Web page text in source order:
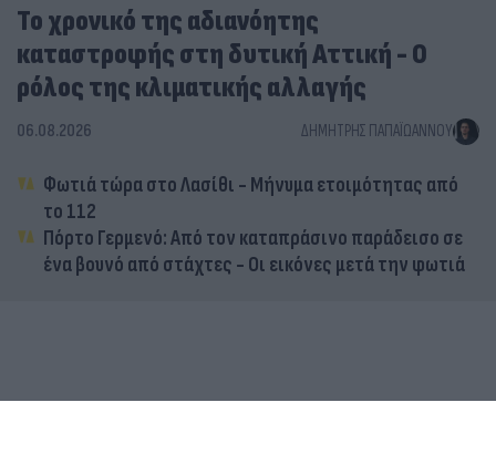
Το χρονικό της αδιανόητης
καταστροφής στη δυτική Αττική - Ο
ρόλος της κλιματικής αλλαγής
06.08.2026 ΔΗΜΉΤΡΗΣ ΠΑΠΑΪΩΆΝΝΟΥ
Φωτιά τώρα στο Λασίθι - Μήνυμα ετοιμότητας από
το 112
Πόρτο Γερμενό: Από τον καταπράσινο παράδεισο σε
ένα βουνό από στάχτες - Οι εικόνες μετά την φωτιά